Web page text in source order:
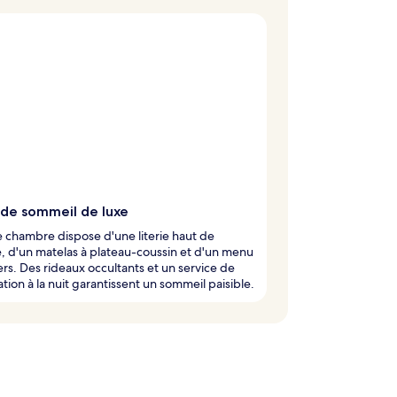
sommeil de luxe
chambre dispose d'une literie haut de
d'un matelas à plateau-coussin et d'un menu
Des rideaux occultants et un service de
à la nuit garantissent un sommeil paisible.